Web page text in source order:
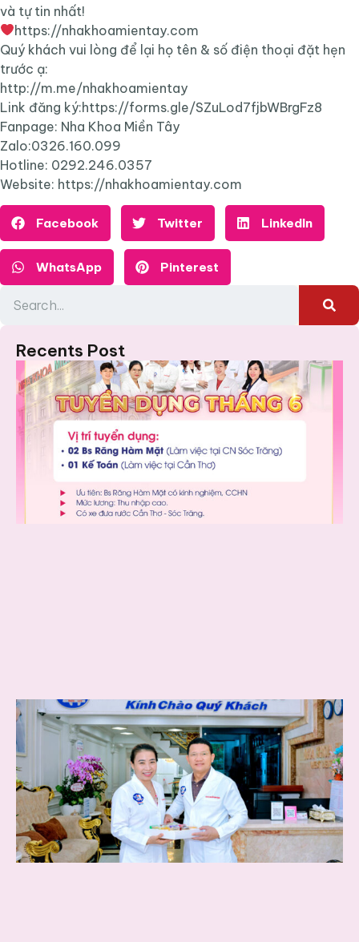
và tự tin nhất!
https://nhakhoamientay.com
Quý khách vui lòng để lại họ tên & số điện thoại đặt hẹn
trước ạ:
http://m.me/nhakhoamientay
Link đăng ký:https://forms.gle/SZuLod7fjbWBrgFz8
Fanpage: Nha Khoa Miền Tây
Zalo:0326.160.099
Hotline: 0292.246.0357
Website: https://nhakhoamientay.com
Facebook Twitter LinkedIn
WhatsApp Pinterest
Recents Post